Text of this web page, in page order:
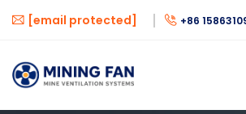
[email protected] +86